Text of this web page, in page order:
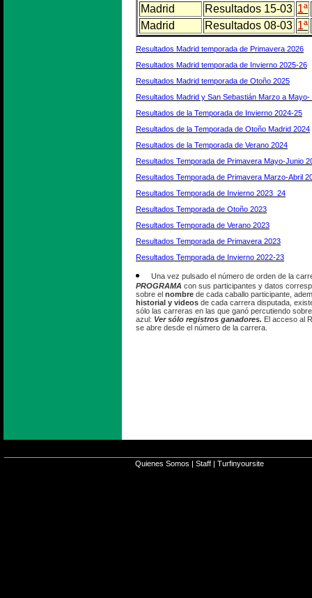
Madrid
Resultados 15-03 1ª
Madrid
Resultados 08-03 1ª
Resultados Madrid temporada de Primavera 2026
Resultados Madrid temporada de Invierno 2025-26
Resultados Madrid temporada de Otoño 2025
Resultados Madrid y San Sebastián Marzo a
Resultados de la Temporada de Invierno 2024-25
Resultados de la Temporada de Otoño Madrid 2024
Resultados de la Temporada de Verano 2024
Resultados Temporada de Primavera Mayo-Junio
Resultados Temporada de Primavera Marzo-Abril
Resultados Temporada de Invierno 2023_24
Resultados Temporada de Otoño 2023
Resultados Temporada de Verano 2023
Resultados Temporada de Primavera 2023
Resultados Temporada de Invierno 2022-23
Una vez pulsado el número de orden de la
PROGRAMA con sus participantes y datos
sobre el nombre de cada caballo participante,
historial y videos de cada carrera disputada,
sólo las carreras en las que ganó percutiendo
azul: Ver sólo registros ganadores. El acceso al
se abre desde el número de la carrera.
Quienes Somos | Staff | Turfinyoursite